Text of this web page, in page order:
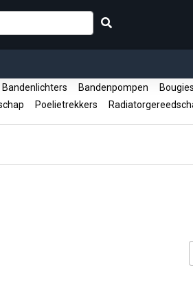
Bandenlichters Bandenpompen
Poelietrekkers